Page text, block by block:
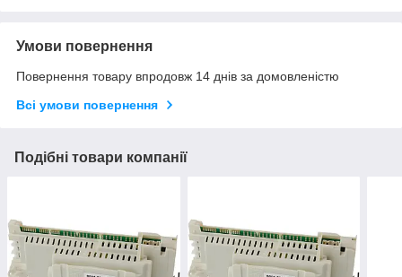
Умови повернення
Повернення товару впродовж 14 днів за домовленістю
Всі умови повернення
Подібні товари компанії